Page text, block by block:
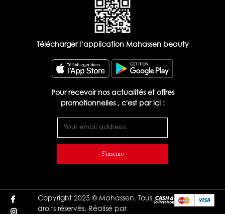
Télécharger l’application Mahassen beauty
Pour recevoir nos actualités et offres
promotionnelles , c'est par ici :
S'inscrire
Copyright 2025 © Mahassen. Tous
droits réservés. Réalisé par